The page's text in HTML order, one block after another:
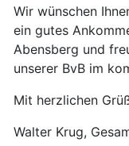
Wir wünschen
ein gutes
Abensberg und
unserer BvB im
Mit herzlichen
Walter Krug,